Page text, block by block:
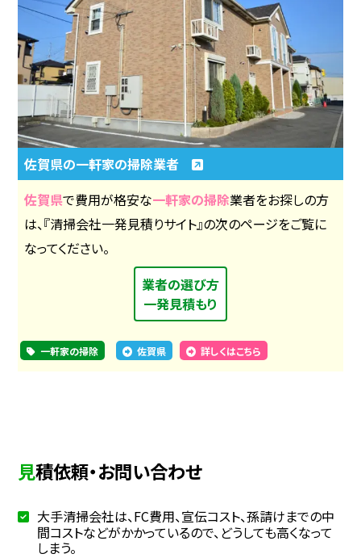
佐賀県の一軒家の掃除業者
佐賀県で費用が格安な一軒家の掃除業者をお探しの方
は、『清掃会社一発見積りサイト』の次のページをご覧に
なってください。
業者の選び方
一発見積もり
一軒家の掃除 佐賀県 詳しくはこちら
見積依頼・お問い合わせ
大手清掃会社は、FC費用、宣伝コスト、孫請けまでの中
間コストなどがかかっているので、どうしても高くなって
しまう。